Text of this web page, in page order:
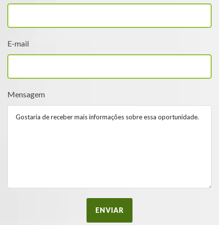
E-mail
Mensagem
ENVIAR